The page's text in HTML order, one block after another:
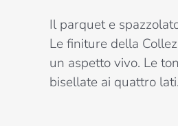
Il parquet e
Le finiture della
un aspetto vivo. Le
bisellate ai quattro lati.